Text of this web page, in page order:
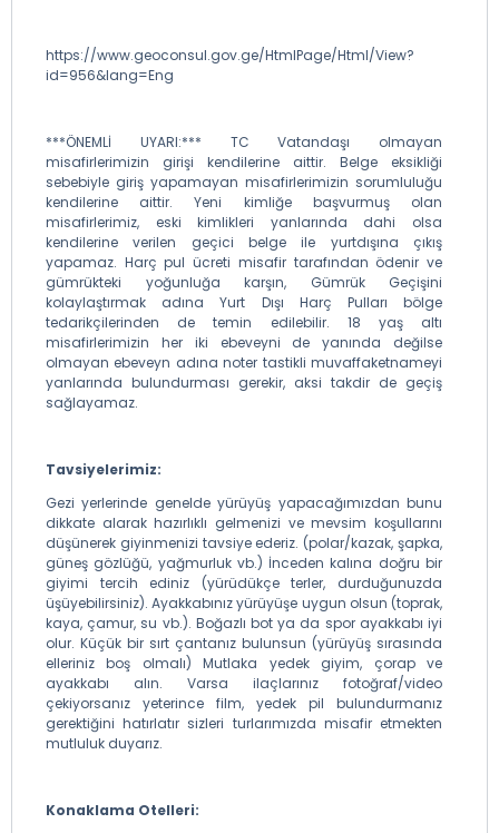
https://www.geoconsul.gov.ge/HtmlPage/Html/View?
id=956&lang=Eng
***ÖNEMLİ UYARI:*** TC Vatandaşı olmayan
misafirlerimizin girişi kendilerine aittir. Belge eksikliği
sebebiyle giriş yapamayan misafirlerimizin sorumluluğu
kendilerine aittir. Yeni kimliğe başvurmuş olan
misafirlerimiz, eski kimlikleri yanlarında dahi olsa
kendilerine verilen geçici belge ile yurtdışına çıkış
yapamaz. Harç pul ücreti misafir tarafından ödenir ve
gümrükteki yoğunluğa karşın, Gümrük Geçişini
kolaylaştırmak adına Yurt Dışı Harç Pulları bölge
tedarikçilerinden de temin edilebilir. 18 yaş altı
misafirlerimizin her iki ebeveyni de yanında değilse
olmayan ebeveyn adına noter tastikli muvaffaketnameyi
yanlarında bulundurması gerekir, aksi takdir de geçiş
sağlayamaz.
Tavsiyelerimiz:
Gezi yerlerinde genelde yürüyüş yapacağımızdan bunu
dikkate alarak hazırlıklı gelmenizi ve mevsim koşullarını
düşünerek giyinmenizi tavsiye ederiz. (polar/kazak, şapka,
güneş gözlüğü, yağmurluk vb.) İnceden kalına doğru bir
giyimi tercih ediniz (yürüdükçe terler, durduğunuzda
üşüyebilirsiniz). Ayakkabınız yürüyüşe uygun olsun (toprak,
kaya, çamur, su vb.). Boğazlı bot ya da spor ayakkabı iyi
olur. Küçük bir sırt çantanız bulunsun (yürüyüş sırasında
elleriniz boş olmalı) Mutlaka yedek giyim, çorap ve
ayakkabı alın. Varsa ilaçlarınız fotoğraf/video
çekiyorsanız yeterince film, yedek pil bulundurmanız
gerektiğini hatırlatır sizleri turlarımızda misafir etmekten
mutluluk duyarız.
Konaklama Otelleri: